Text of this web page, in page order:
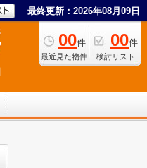
最終更新：2026年08月09日
00件
最近見た物件
00件
検討リスト